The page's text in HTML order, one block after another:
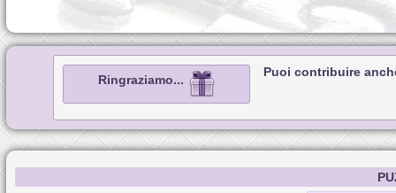
Ringraziamo...
Puoi contribuire